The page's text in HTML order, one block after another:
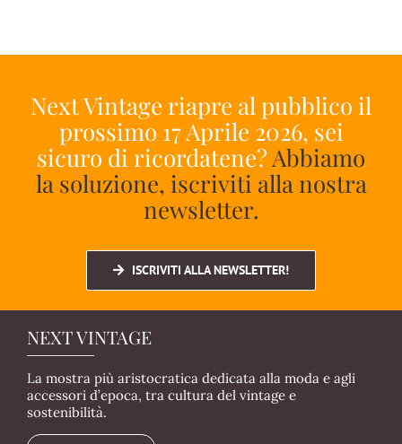
Next Vintage riapre al pubblico il
prossimo 17 Aprile 2026, sei
sicuro di ricordatene? Abbiamo
la soluzione, iscriviti alla nostra
newsletter.
ISCRIVITI ALLA NEWSLETTER!
NEXT VINTAGE
La mostra più aristocratica dedicata alla moda e agli
accessori d’epoca, tra cultura del vintage e
sostenibilità.